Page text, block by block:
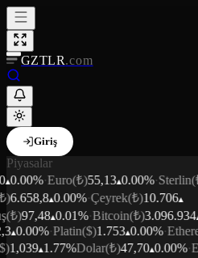
GZTLR.com
Giriş
Piyasalar
0.00%·Euro(₺)55,13 0.00%·Sterlin
6.658,8 0.00%·Çeyrek(₺)10.706
(₺)97,48 0.01%·Bitcoin(₺)3.096.934
0.00%·Platin($)1.753 0.00%·
1,039 1.77%Dolar(₺)47,70 0.00%·